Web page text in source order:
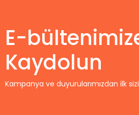
E-
Kaydolun
Kampanya ve duyurularımızdan ilk